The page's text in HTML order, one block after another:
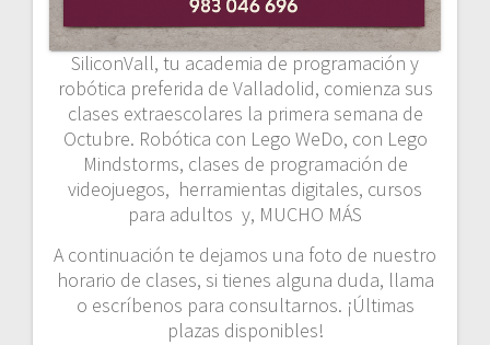
SiliconVall, tu academia de programación y
robótica preferida de Valladolid, comienza sus
clases extraescolares la primera semana de
Octubre. Robótica con Lego WeDo, con Lego
Mindstorms, clases de programación de
videojuegos, herramientas digitales, cursos
para adultos y, MUCHO MÁS
A continuación te dejamos una foto de nuestro
horario de clases, si tienes alguna duda, llama
o escríbenos para consultarnos. ¡Últimas
plazas disponibles!